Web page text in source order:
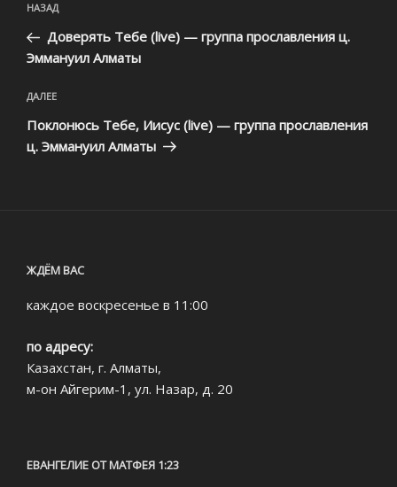
по
записям
Предыдущая
запись:
НАЗАД
Доверять Тебе (live) — группа прославления ц.
Эммануил Алматы
Следующая
запись
ДАЛЕЕ
Поклонюсь Тебе, Иисус (live) — группа прославления
ц. Эммануил Алматы
ЖДЁМ ВАС
каждое воскресенье в 11:00
по адресу:
Казахстан, г. Алматы,
м-он Айгерим-1, ул. Назар, д. 20
ЕВАНГЕЛИЕ ОТ МАТФЕЯ 1:23